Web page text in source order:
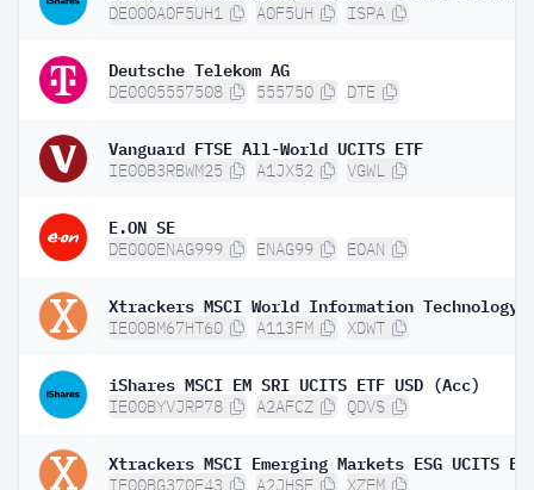
DE000A0F5UH1 A0F5UH ISPA
Deutsche Telekom AG
DE0005557508 555750 DTE
Vanguard FTSE All-World UCITS ETF
IE00B3RBWM25 A1JX52 VGWL
E.ON SE
DE000ENAG999 ENAG99 EOAN
IE00BM67HT60 A113FM XDWT
iShares MSCI EM SRI UCITS ETF USD (Acc)
IE00BYVJRP78 A2AFCZ QDVS
Xtrackers MSCI Emerging Markets ESG UCITS
IE00BG370F43 A2JHSF XZEM